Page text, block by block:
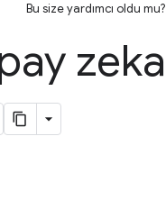
Bu size yardımcı oldu mu?
zeka